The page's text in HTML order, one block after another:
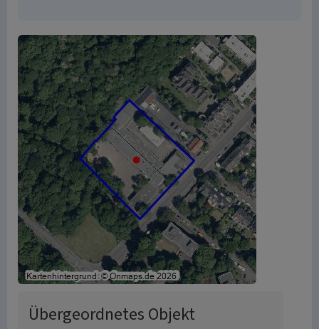
Übergeordnetes Objekt